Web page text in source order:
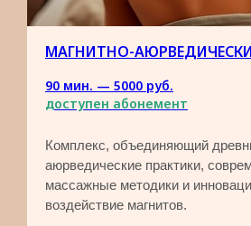
МАГНИТНО-
90 мин. — 5000 руб.​
доступен абонемент
Комплекс, объединяющий
аюрведические практики,
массажные методики и
воздействие магнитов.